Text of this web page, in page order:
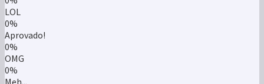
LOL
0%
Aprovado!
0%
OMG
0%